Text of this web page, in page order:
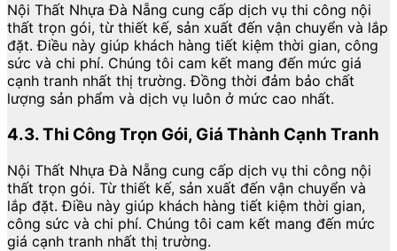
Nội Thất Nhựa Đà Nẵng cung cấp dịch vụ thi công nội
thất trọn gói, từ thiết kế, sản xuất đến vận chuyển và lắp
đặt. Điều này giúp khách hàng tiết kiệm thời gian, công
sức và chi phí. Chúng tôi cam kết mang đến mức giá
cạnh tranh nhất thị trường. Đồng thời đảm bảo chất
lượng sản phẩm và dịch vụ luôn ở mức cao nhất.
4.3. Thi Công Trọn Gói, Giá Thành Cạnh Tranh
Nội Thất Nhựa Đà Nẵng cung cấp dịch vụ thi công nội
thất trọn gói. Từ thiết kế, sản xuất đến vận chuyển và
lắp đặt. Điều này giúp khách hàng tiết kiệm thời gian,
công sức và chi phí. Chúng tôi cam kết mang đến mức
giá cạnh tranh nhất thị trường.